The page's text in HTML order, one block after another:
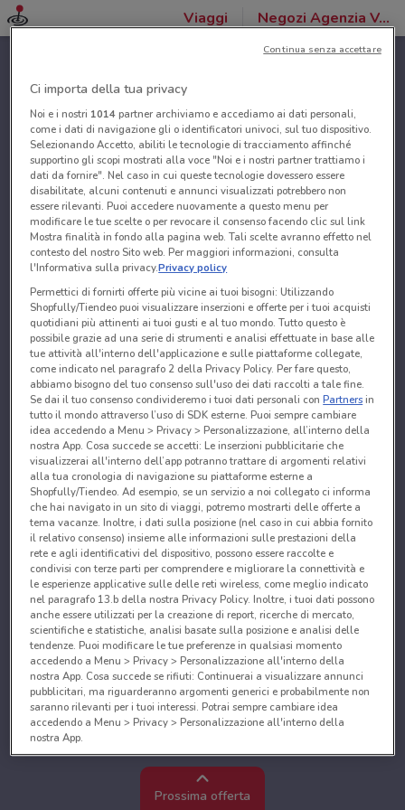
Viaggi Negozi Agenzia VeraStore
Prossima offerta
Ci importa della tua privacy
Noi e i nostri 1014partner archiviamo e accediamo ai dati personali,
come i dati di navigazione gli o identificatori univoci, sul tuo dispositivo.
Selezionando Accetto, abiliti le tecnologie di tracciamento affinché
supportino gli scopi mostrati alla voce "Noi e i nostri partner trattiamo i
dati da fornire". Nel caso in cui queste tecnologie dovessero essere
disabilitate, alcuni contenuti e annunci visualizzati potrebbero non
essere rilevanti. Puoi accedere nuovamente a questo menu per
modificare le tue scelte o per revocare il consenso facendo clic sul link
Mostra finalità in fondo alla pagina web. Tali scelte avranno effetto nel
contesto del nostro Sito web. Per maggiori informazioni, consulta
l'Informativa sulla privacy.Privacy policy
Permettici di fornirti offerte più vicine ai tuoi bisogni: Utilizzando
Shopfully/Tiendeo puoi visualizzare inserzioni e offerte per i tuoi acquisti
quotidiani più attinenti ai tuoi gusti e al tuo mondo. Tutto questo è
possibile grazie ad una serie di strumenti e analisi effettuate in base alle
tue attività all'interno dell'applicazione e sulle piattaforme collegate,
come indicato nel paragrafo 2 della Privacy Policy. Per fare questo,
abbiamo bisogno del tuo consenso sull'uso dei dati raccolti a tale fine.
Se dai il tuo consenso condivideremo i tuoi dati personali conPartnersin
tutto il mondo attraverso l’uso di SDK esterne. Puoi sempre cambiare
idea accedendo a Menu > Privacy > Personalizzazione, all’interno della
nostra App. Cosa succede se accetti: Le inserzioni pubblicitarie che
visualizzerai all'interno dell’app potranno trattare di argomenti relativi
alla tua cronologia di navigazione su piattaforme esterne a
Shopfully/Tiendeo. Ad esempio, se un servizio a noi collegato ci informa
che hai navigato in un sito di viaggi, potremo mostrarti delle offerte a
tema vacanze. Inoltre, i dati sulla posizione (nel caso in cui abbia fornito
il relativo consenso) insieme alle informazioni sulle prestazioni della
rete e agli identificativi del dispositivo, possono essere raccolte e
condivisi con terze parti per comprendere e migliorare la connettività e
le esperienze applicative sulle delle reti wireless, come meglio indicato
nel paragrafo 13.b della nostra Privacy Policy. Inoltre, i tuoi dati possono
anche essere utilizzati per la creazione di report, ricerche di mercato,
scientifiche e statistiche, analisi basate sulla posizione e analisi delle
tendenze. Puoi modificare le tue preferenze in qualsiasi momento
accedendo a Menu > Privacy > Personalizzazione all'interno della
nostra App. Cosa succede se rifiuti: Continuerai a visualizzare annunci
pubblicitari, ma riguarderanno argomenti generici e probabilmente non
saranno rilevanti per i tuoi interessi. Potrai sempre cambiare idea
accedendo a Menu > Privacy > Personalizzazione all'interno della
nostra App.
Noi e i nostri partner trattiamo i dati per fornire:
Utilizzare dati di geolocalizzazione precisi. Scansione attiva delle
caratteristiche del dispositivo ai fini dell’identificazione. Archiviare
Continua senza accettare